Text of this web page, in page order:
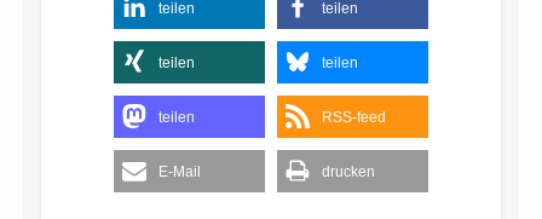
teilen teilen
teilen teilen
teilen RSS-feed
E-Mail drucken